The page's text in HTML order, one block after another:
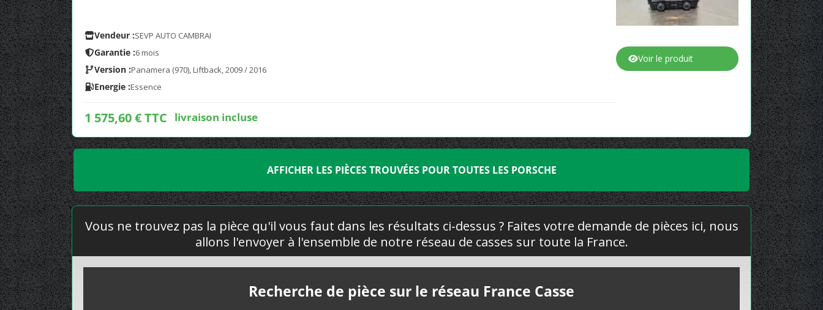
Vendeur :SEVP AUTO CAMBRAI
Garantie :6 mois
Version :Panamera (970), Liftback, 2009 / 2016
Energie :Essence
1 575,60 € TTC livraison incluse
Voir le produit
AFFICHER LES PIÈCES TROUVÉES POUR TOUTES LES PORSCHE
Vous ne trouvez pas la pièce qu'il vous faut dans les résultats ci-dessus ? Faites votre demande de pièces ici, nous
allons l'envoyer à l'ensemble de notre réseau de casses sur toute la France.
Recherche de pièce sur le réseau France Casse